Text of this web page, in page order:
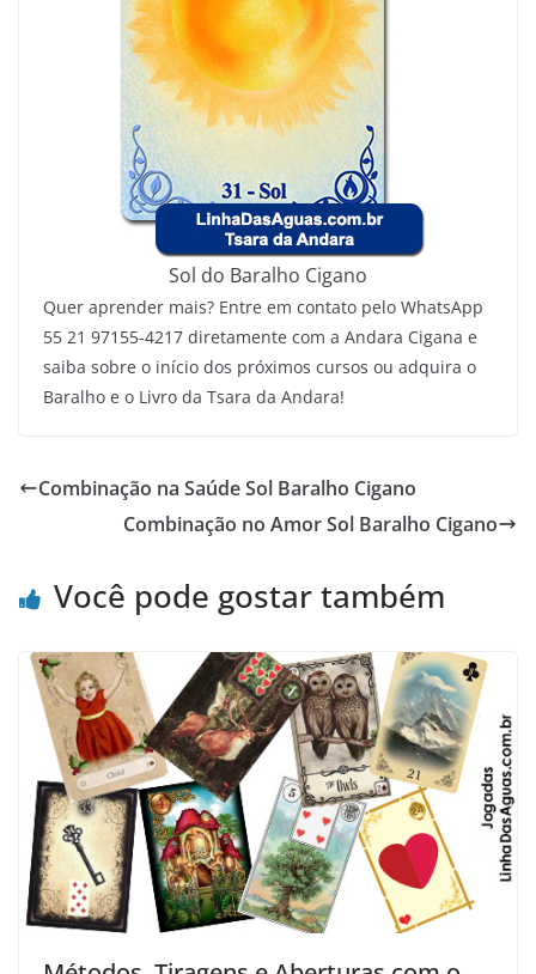
Sol do Baralho Cigano
Quer aprender mais? Entre em contato pelo WhatsApp
55 21 97155-4217 diretamente com a Andara Cigana e
saiba sobre o início dos próximos cursos ou adquira o
Baralho e o Livro da Tsara da Andara!
Combinação na Saúde Sol Baralho Cigano
Combinação no Amor Sol Baralho Cigano
Você pode gostar também